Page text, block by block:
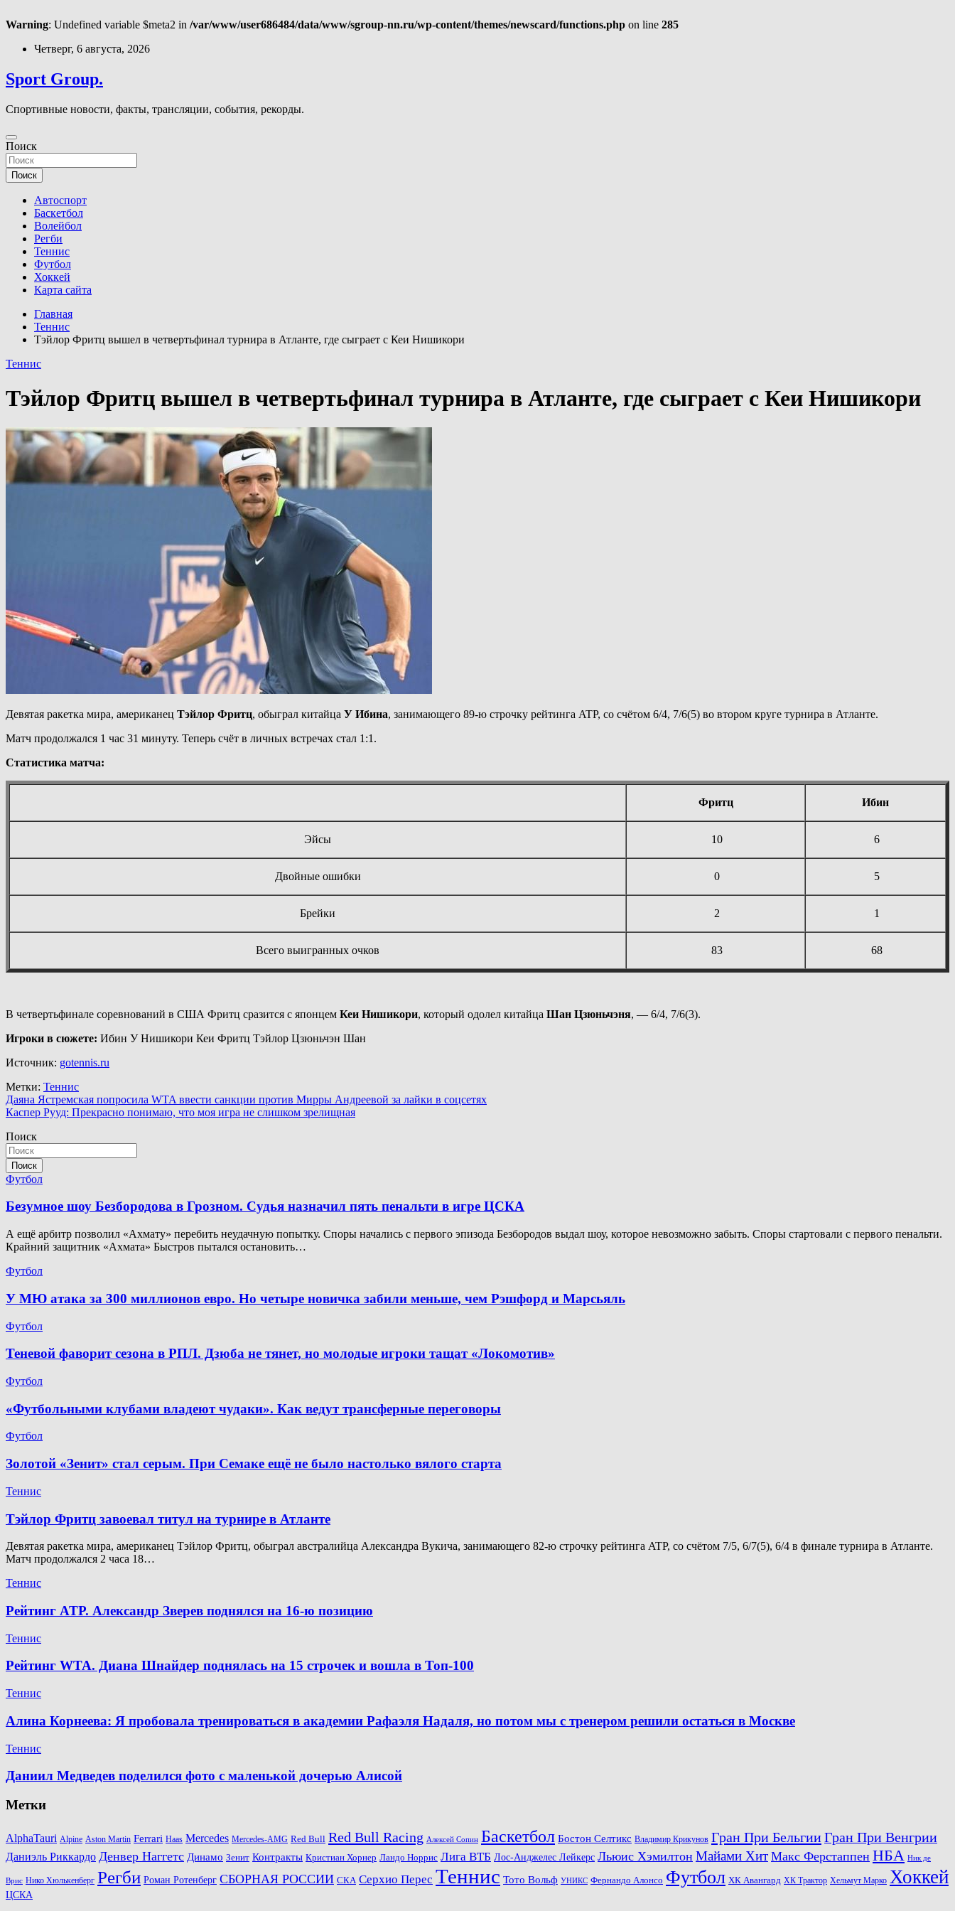
Warning: Undefined variable $meta2 in /var/www/user686484/data/www/sgroup-nn.ru/wp-content/themes/newscard/functions.php on line 285
Перейти
содержимому
Четверг, 6 августа, 2026
Sport Group.
Спортивные новости, факты, трансляции, события, рекорды.
Поиск
Поиск
Автоспорт
Баскетбол
Волейбол
Регби
Теннис
Футбол
Хоккей
Карта сайта
Главная
Теннис
Тэйлор Фритц вышел в четвертьфинал турнира в Атланте, где сыграет с Кеи Нишикори
Теннис
Тэйлор Фритц вышел в четвертьфинал турнира в Атланте, где сыграет с Кеи Нишикори
Девятая ракетка мира, американец Тэйлор Фритц, обыграл китайца У Ибина, занимающего 89-ю строчку рейтинга ATP, со счётом 6/4, 7/6(5) во втором круге турнира в Атланте.
Матч продолжался 1 час 31 минуту. Теперь счёт в личных встречах стал 1:1.
Статистика матча:
Фритц Ибин
Эйсы 10 6
Двойные ошибки 0 5
Брейки 2 1
Всего выигранных очков 83 68
В четвертьфинале соревнований в США Фритц сразится с японцем Кеи Нишикори, который одолел китайца Шан Цзюньчэня, — 6/4, 7/6(3).
Игроки в сюжете: Ибин У Нишикори Кеи Фритц Тэйлор Цзюньчэн Шан
Источник: gotennis.ru
Метки: Теннис
Навигация
по
записям
Даяна Ястремская попросила WTA ввести санкции против Мирры Андреевой за лайки в соцсетях
Каспер Рууд: Прекрасно понимаю, что моя игра не слишком зрелищная
Поиск
Поиск
Футбол
Безумное шоу Безбородова в Грозном. Судья назначил пять пенальти в игре ЦСКА
А ещё арбитр позволил «Ахмату» перебить неудачную попытку. Споры начались с первого эпизода Безбородов выдал шоу, которое невозможно забыть. Споры стартовали с первого пенальти.
Крайний защитник «Ахмата» Быстров пытался остановить…
Футбол
У МЮ атака за 300 миллионов евро. Но четыре новичка забили меньше, чем Рэшфорд и Марсьяль
Футбол
Теневой фаворит сезона в РПЛ. Дзюба не тянет, но молодые игроки тащат «Локомотив»
Футбол
«Футбольными клубами владеют чудаки». Как ведут трансферные переговоры
Футбол
Золотой «Зенит» стал серым. При Семаке ещё не было настолько вялого старта
Теннис
Тэйлор Фритц завоевал титул на турнире в Атланте
Девятая ракетка мира, американец Тэйлор Фритц, обыграл австралийца Александра Вукича, занимающего 82-ю строчку рейтинга ATP, со счётом 7/5, 6/7(5), 6/4 в финале турнира в Атланте.
Матч продолжался 2 часа 18…
Теннис
Рейтинг ATP. Александр Зверев поднялся на 16-ю позицию
Теннис
Рейтинг WTA. Диана Шнайдер поднялась на 15 строчек и вошла в Топ-100
Теннис
Алина Корнеева: Я пробовала тренироваться в академии Рафаэля Надаля, но потом мы с тренером решили остаться в Москве
Теннис
Даниил Медведев поделился фото с маленькой дочерью Алисой
Метки
AlphaTauri Alpine Aston Martin Ferrari Haas Mercedes Mercedes-AMG Red Bull Red Bull Racing Алексей Сопин Баскетбол Бостон Селтикс Владимир Крикунов Гран При БельгииГран При Венгрии
Даниэль Риккардо Денвер Наггетс Динамо Зенит Контракты Кристиан Хорнер Ландо Норрис Лига ВТБ Лос-Анджелес Лейкерс Льюис Хэмилтон Майами Хит Макс Ферстаппен НБА Ник де
Врис Нико Хюлькенберг Регби Роман Ротенберг СБОРНАЯ РОССИИ СКА Серхио Перес Теннис Тото Вольф УНИКС Фернандо Алонсо Футбол ХК Авангард ХК Трактор Хельмут Марко Хоккей
ЦСКА